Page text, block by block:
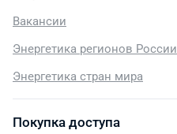
Вакансии
Энергетика регионов России
Энергетика стран мира
Покупка доступа